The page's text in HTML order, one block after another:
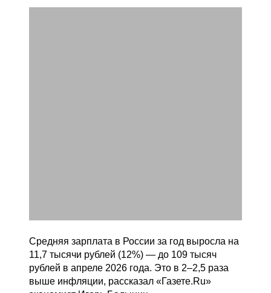
Средняя зарплата в России за год выросла на
11,7 тысячи рублей (12%) — до 109 тысяч
рублей в апреле 2026 года. Это в 2–2,5 раза
выше инфляции, рассказал «Газете.Ru»